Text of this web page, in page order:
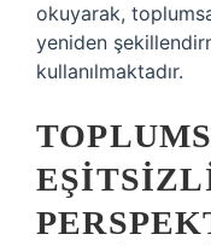
okuyarak,
yeniden
kullanılmaktadır.